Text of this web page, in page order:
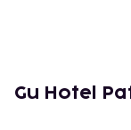
Patong
Paradise
Gu Hotel